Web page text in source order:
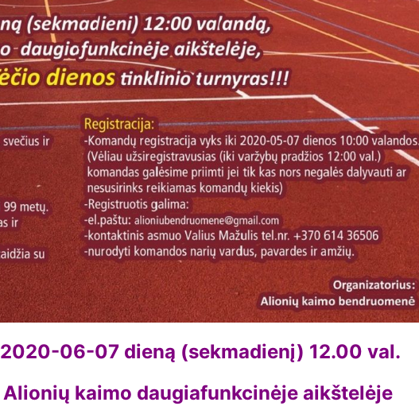
2020-06-07 dieną (sekmadienį) 12.00 val.
Alionių kaimo daugiafunkcinėje aikštelėje